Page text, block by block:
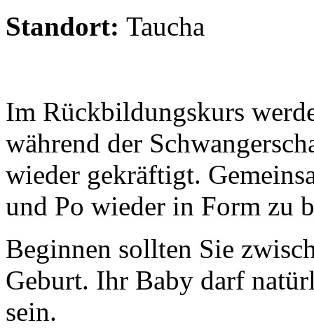
Standort: Taucha
Im Rückbildungskurs
während der
wieder gekräftigt.
und Po wieder in Form zu
Beginnen sollten Sie
Geburt. Ihr Baby darf
sein.